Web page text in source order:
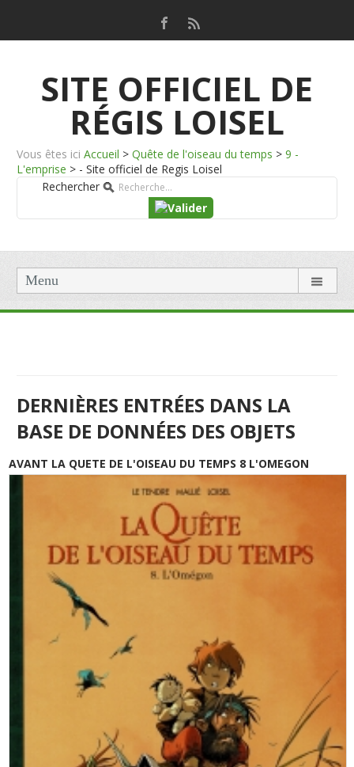
SITE OFFICIEL DE
RÉGIS LOISEL
Vous êtes ici Accueil > Quête de l'oiseau du temps > 9 -
L'emprise > - Site officiel de Regis Loisel
Rechercher
Menu
DERNIÈRES ENTRÉES DANS LA
BASE DE DONNÉES DES OBJETS
AVANT LA QUETE DE L'OISEAU DU TEMPS 8 L'OMEGON